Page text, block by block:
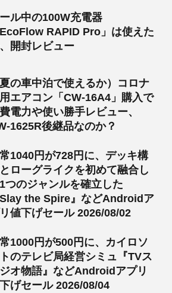
ル中の100W充電器
EcoFlow RAPID Pro」は使えた
開封レビュー
夏の車中泊で使えるか）コロナ
エアコン「CW-16A4」購入で
電力や使い勝手レビュー、
1625R後継品なのか？
1040円が728円に、デッキ構
ローグライクを初めて融合し
つのジャンルを確立した
Slay the Spire』などAndroidア
値下げセール 2026/08/02
1000円が500円に、カイロソ
のテレビ局経営シミュ『TVス
オ物語』などAndroidアプリ
げセール 2026/08/04